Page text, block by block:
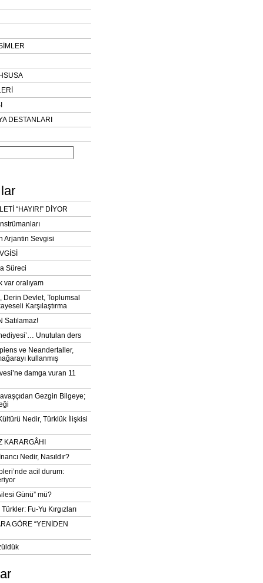
DESTANLARI
“HAYIR!” DİYOR
Arjantin Sevgisi
Süreci
var oralıyam
Derin Devlet, Toplumsal
Karşılaştırma
Satılamaz!
Unutulan ders
ve Neandertaller,
kullanmış
damga vuran 11
Gezgin Bilgeye;
Nedir, Türklük İlişkisi
KARARGÂHI
Nedir, Nasıldır?
acil durum:
Günü” mü?
Fu-Yu Kırgızları
GÖRE “YENİDEN